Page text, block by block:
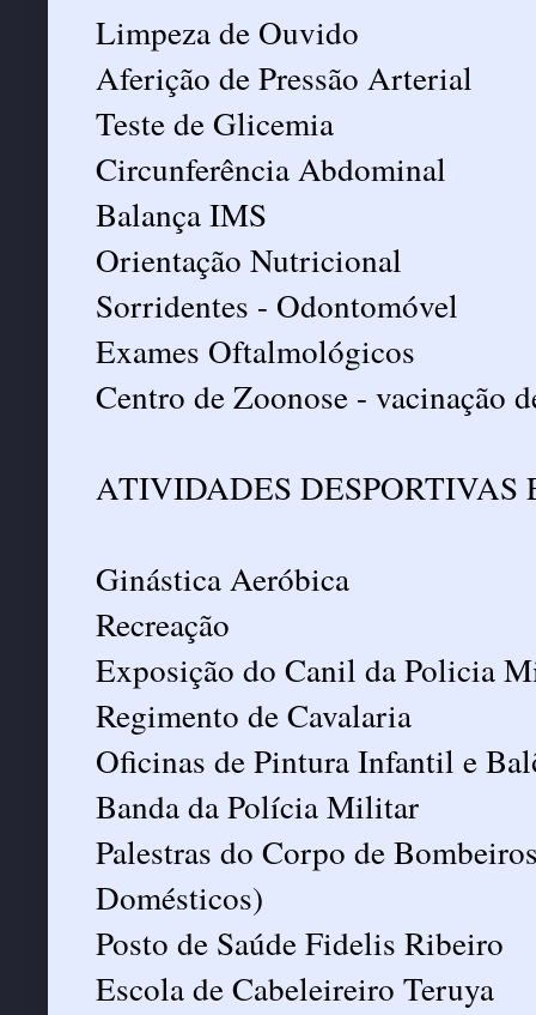
Limpeza de Ouvido
Aferição de Pressão Arterial
Teste de Glicemia
Circunferência Abdominal
Balança IMS
Orientação Nutricional
Sorridentes - Odontomóvel
Exames Oftalmológicos
Centro de Zoonose - vacinação
ATIVIDADES
Ginástica Aeróbica
Recreação
Exposição do Canil da Policia
Regimento de Cavalaria
Oficinas de Pintura Infantil e
Banda da Polícia Militar
Palestras do Corpo de
Domésticos)
Posto de Saúde Fidelis Ribeiro
Escola de Cabeleireiro Teruya